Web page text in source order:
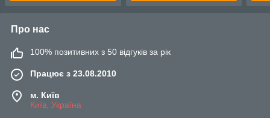
Про нас
100% позитивних з 50 відгуків за рік
Працює з 23.08.2010
м. Київ
Київ, Україна